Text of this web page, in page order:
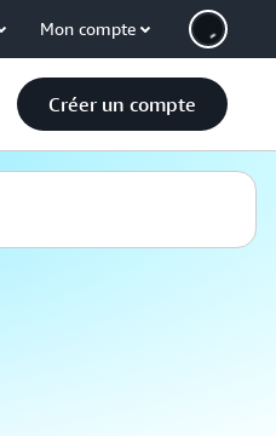
Mon compte
Créer un compte